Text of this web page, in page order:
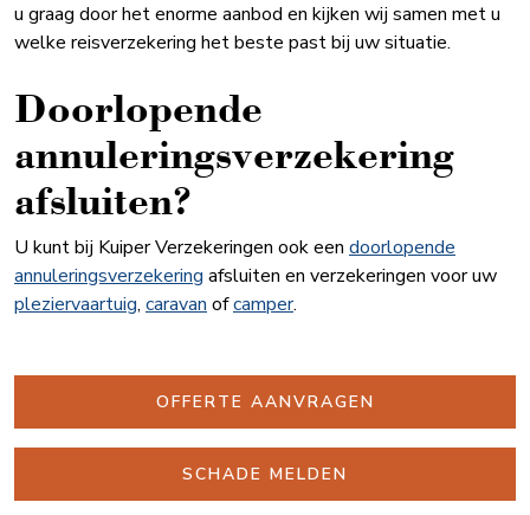
u graag door het enorme aanbod en kijken wij samen met u
welke reisverzekering het beste past bij uw situatie.
Doorlopende
annuleringsverzekering
afsluiten?
U kunt bij Kuiper Verzekeringen ook een doorlopende
annuleringsverzekering afsluiten en verzekeringen voor uw
pleziervaartuig, caravan ofcamper.
OFFERTE AANVRAGEN
SCHADE MELDEN